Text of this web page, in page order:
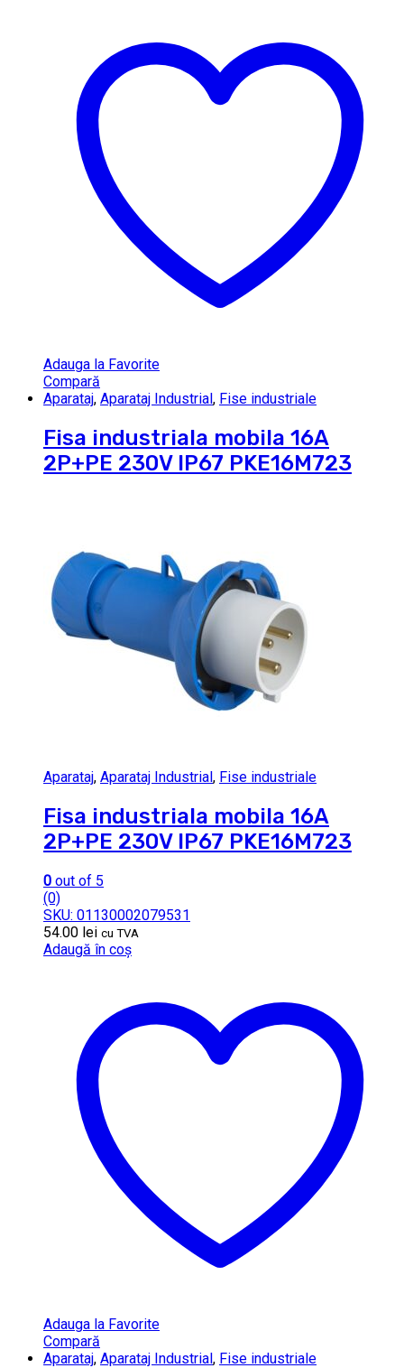
Adauga la Favorite
Compară
Aparataj, Aparataj Industrial , Fise industriale
Fisa industriala mobila 16A
2P+PE 230V IP67 PKE16M723
Aparataj, Aparataj Industrial, Fise industriale
Fisa industriala mobila 16A
2P+PE 230V IP67 PKE16M723
0 out of 5
(0)
SKU: 01130002079531
54.00 lei cu TVA
Adaugă în coș
Adauga la Favorite
Compară
Aparataj, Aparataj Industrial, Fise industriale